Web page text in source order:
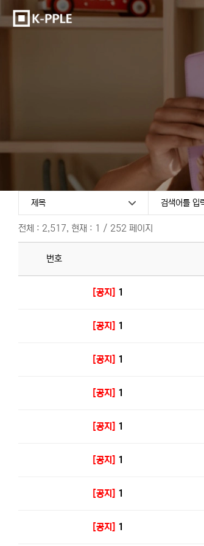
전체 : 2,517, 현재 : 1 / 252 페이지
번호
[공지] 1
[공지] 1
[공지] 1
[공지] 1
[공지] 1
[공지] 1
[공지] 1
[공지] 1